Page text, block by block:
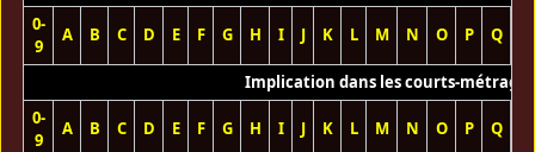
0-
9
A B C D E F G H I J K L M N O P Q
Implication dans les courts-métrages
0-
9
A B C D E F G H I J K L M N O P Q